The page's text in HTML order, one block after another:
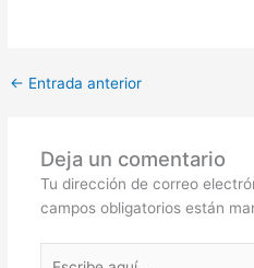
← Entrada anterior
Deja un comentario
Tu dirección de correo
campos obligatorios están